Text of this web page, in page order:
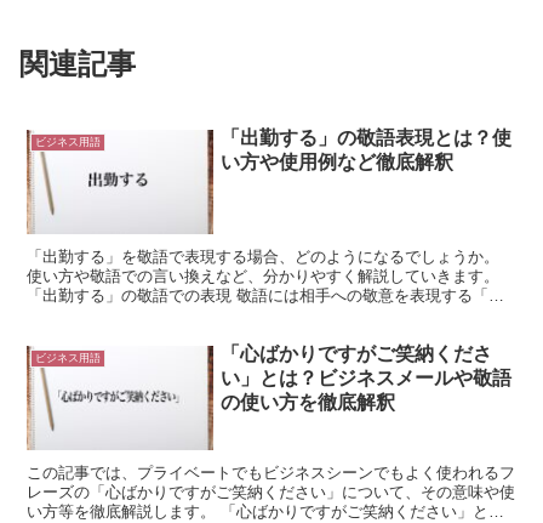
関連記事
ビジネス用語
「出勤する」の敬語表現とは？使
い方や使用例など徹底解釈
「出勤する」を敬語で表現する場合、どのようになるでしょうか。
使い方や敬語での言い換えなど、分かりやすく解説していきます。
「出勤する」の敬語での表現 敬語には相手への敬意を表現する「尊
ビジネス用語
「心ばかりですがご笑納くださ
い」とは？ビジネスメールや敬語
の使い方を徹底解釈
この記事では、プライベートでもビジネスシーンでもよく使われるフ
レーズの「心ばかりですがご笑納ください」について、その意味や使
い方等を徹底解説します。 「心ばかりですがご笑納ください」とは?